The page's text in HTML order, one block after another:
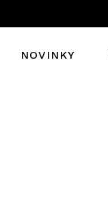
NOVINKY